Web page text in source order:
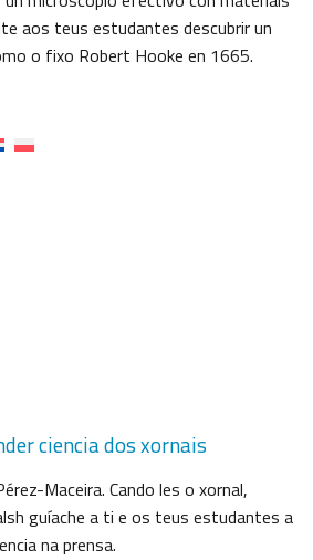
aos teus estudantes descubrir un
o fixo Robert Hooke en 1665.
ciencia dos xornais
Maceira. Cando les o xornal,
guíache a ti e os teus estudantes a
na prensa.